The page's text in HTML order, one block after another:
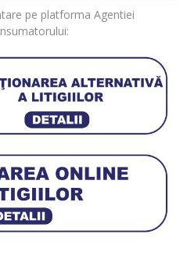
pe platforma Agentiei